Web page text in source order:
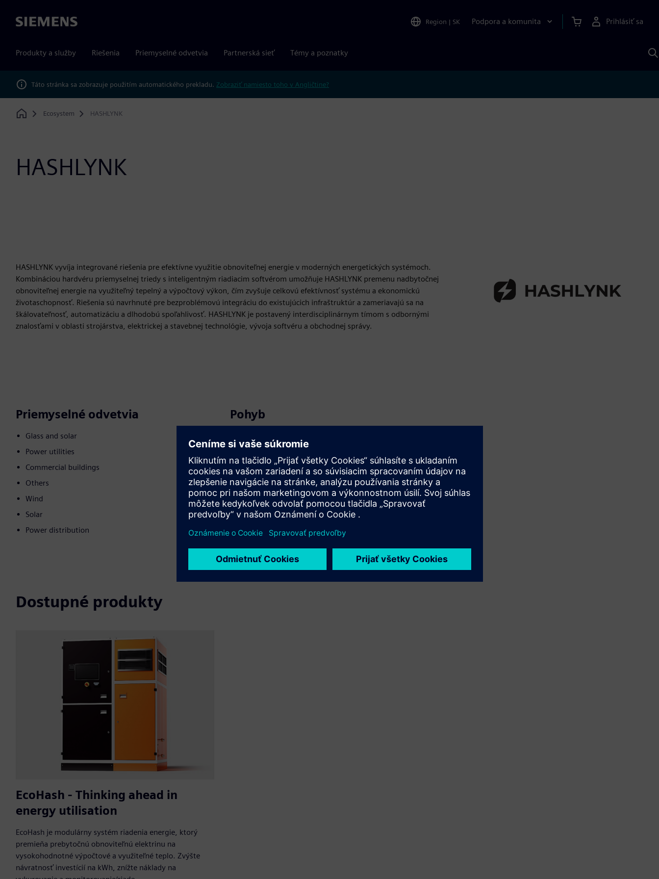
Siemens Region | SK Podpora a komunita Prihlásiť sa
Produkty a služby Riešenia Priemyselné odvetvia Partnerská sieť Témy a poznatky
Táto stránka sa zobrazuje použitím automatického prekladu. Zobraziť namiesto toho v Angličtine?
Home
Ecosystem HASHLYNK
HASHLYNK
HASHLYNK vyvíja integrované riešenia pre efektívne využitie obnoviteľnej energie v moderných energetických systémoch.
Kombináciou hardvéru priemyselnej triedy s inteligentným riadiacim softvérom umožňuje HASHLYNK premenu nadbytočnej
obnoviteľnej energie na využiteľný tepelný a výpočtový výkon, čím zvyšuje celkovú efektívnosť systému a ekonomickú
životaschopnosť. Riešenia sú navrhnuté pre bezproblémovú integráciu do existujúcich infraštruktúr a zameriavajú sa na
škálovateľnosť, automatizáciu a dlhodobú spoľahlivosť. HASHLYNK je postavený interdisciplinárnym tímom s odbornými
znalosťami v oblasti strojárstva, elektrickej a stavebnej technológie, vývoja softvéru a obchodnej správy.
Priemyselné odvetvia
Glass and solar
Power utilities
Commercial buildings
Others
Wind
Solar
Power distribution
Pohyb
Rozširuje alebo nadväzuje na produkt/riešenie Siemens
Xcelerator, vytvorením nového produktu, alebo vytvára
nové zákaznícke riešenie integráciou produktu Siemens
Xcelerator a vlastného produktu
Dostupné produkty
EcoHash - Thinking ahead in
energy utilisation
EcoHash je modulárny systém riadenia energie, ktorý
premieňa prebytočnú obnoviteľnú elektrinu na
vysokohodnotné výpočtové a využiteľné teplo. Zvýšte
návratnosť investícií na kWh, znížte náklady na